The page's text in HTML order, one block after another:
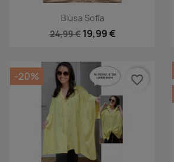
Vista rápida
Blusa Sofía
24,99 € 19,99 €
-20% favorite_border